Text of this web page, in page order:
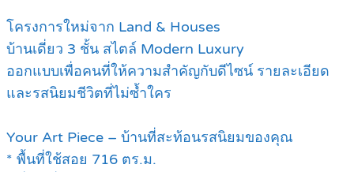
โครงการใหม่จาก Land & Houses
บ้านเดี่ยว 3 ชั้น สไตล์ Modern Luxury
ออกแบบเพื่อคนที่ให้ความสำคัญกับดีไซน์ รายละเอียด
และรสนิยมชีวิตที่ไม่ซ้ำใคร
Your Art Piece – บ้านที่สะท้อนรสนิยมของคุณ
* พื้นที่ใช้สอย 716 ตร.ม.